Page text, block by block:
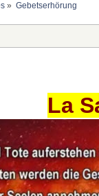
» Gebetserhörung
La